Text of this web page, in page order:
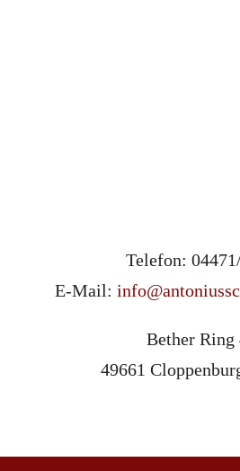
Telefon:
E-Mail:
Bether Ring
49661